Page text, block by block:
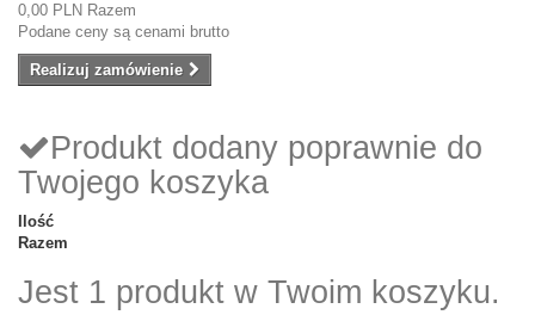
0,00 PLN Razem
Podane ceny są cenami brutto
Realizuj zamówienie
Produkt dodany poprawnie do
Twojego koszyka
Ilość
Razem
Jest 1 produkt w Twoim koszyku.